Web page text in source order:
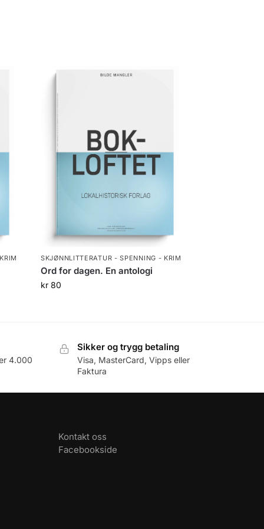
SKJØNNLITTERATUR - SPENNING - KRIM
Ord for dagen. En antologi
kr 80
4.000
Sikker og trygg betaling
Visa, MasterCard, Vipps eller
Faktura
Kontakt oss
Facebookside